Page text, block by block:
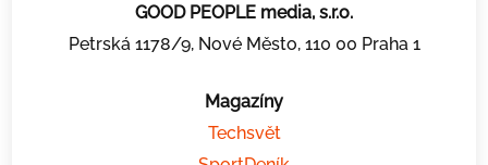
GOOD PEOPLE media, s.r.o.
Petrská 1178/9, Nové Město, 110 00 Praha 1
Magazíny
Techsvět